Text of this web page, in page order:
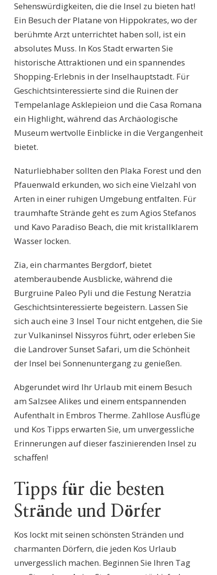
Sehenswürdigkeiten, die die Insel zu bieten hat!
Ein Besuch der Platane von Hippokrates, wo der
berühmte Arzt unterrichtet haben soll, ist ein
absolutes Muss. In Kos Stadt erwarten Sie
historische Attraktionen und ein spannendes
Shopping-Erlebnis in der Inselhauptstadt. Für
Geschichtsinteressierte sind die Ruinen der
Tempelanlage Asklepieion und die Casa Romana
ein Highlight, während das Archäologische
Museum wertvolle Einblicke in die Vergangenheit
bietet.
Naturliebhaber sollten den Plaka Forest und den
Pfauenwald erkunden, wo sich eine Vielzahl von
Arten in einer ruhigen Umgebung entfalten. Für
traumhafte Strände geht es zum Agios Stefanos
und Kavo Paradiso Beach, die mit kristallklarem
Wasser locken.
Zia, ein charmantes Bergdorf, bietet
atemberaubende Ausblicke, während die
Burgruine Paleo Pyli und die Festung Neratzia
Geschichtsinteressierte begeistern. Lassen Sie
sich auch eine 3 Insel Tour nicht entgehen, die Sie
zur Vulkaninsel Nissyros führt, oder erleben Sie
die Landrover Sunset Safari, um die Schönheit
der Insel bei Sonnenuntergang zu genießen.
Abgerundet wird Ihr Urlaub mit einem Besuch
am Salzsee Alikes und einem entspannenden
Aufenthalt in Embros Therme. Zahllose Ausflüge
und Kos Tipps erwarten Sie, um unvergessliche
Erinnerungen auf dieser faszinierenden Insel zu
schaffen!
Tipps für die besten
Strände und Dörfer
Kos lockt mit seinen schönsten Stränden und
charmanten Dörfern, die jeden Kos Urlaub
unvergesslich machen. Beginnen Sie Ihren Tag